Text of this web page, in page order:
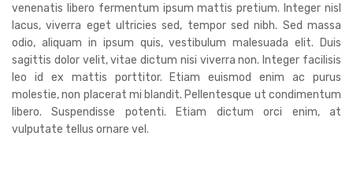
venenatis libero fermentum ipsum mattis pretium. Integer nisl
lacus, viverra eget ultricies sed, tempor sed nibh. Sed massa
odio, aliquam in ipsum quis, vestibulum malesuada elit. Duis
sagittis dolor velit, vitae dictum nisi viverra non. Integer facilisis
leo id ex mattis porttitor. Etiam euismod enim ac purus
molestie, non placerat mi blandit. Pellentesque ut condimentum
libero. Suspendisse potenti. Etiam dictum orci enim, at
vulputate tellus ornare vel.